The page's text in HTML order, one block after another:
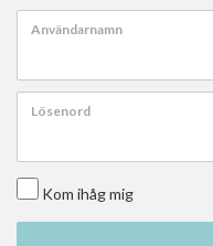
Användarnamn
Lösenord
Kom ihåg mig